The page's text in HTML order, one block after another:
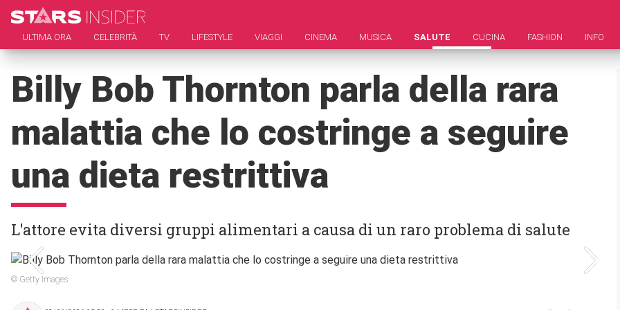
ULTIMA ORA CELEBRITÀ TV LIFESTYLE VIAGGI CINEMA MUSICA SALUTE CUCINA FASHION INFO
Billy Bob Thornton parla della rara
malattia che lo costringe a seguire
una dieta restrittiva
L'attore evita diversi gruppi alimentari a causa di un raro problema di salute
© Getty Images